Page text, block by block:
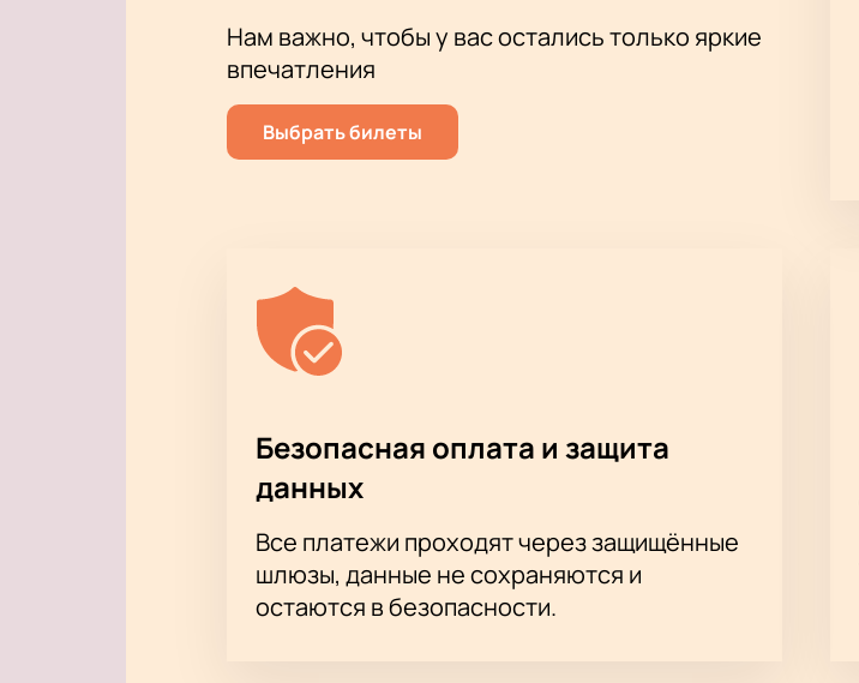
Нам важно, чтобы у вас остались только яркие
впечатления
Выбрать билеты
Безопасная оплата и защита
данных
Все платежи проходят через защищённые
шлюзы, данные не сохраняются и
остаются в безопасности.